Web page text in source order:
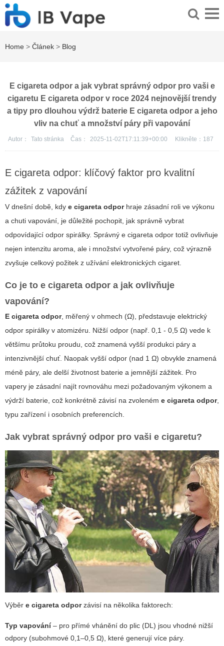
Home > Článek > Blog
E cigareta odpor a jak vybrat správný odpor pro vaši e
cigaretu E cigareta odpor v roce 2024 nejnovější trendy
a tipy pro dlouhou výdrž baterie E cigareta odpor a jeho
vliv na chuť a množství páry při vapování
Autor： Tato stránka Čas： 2025-11-02T17:11:39+00:00 Klikněte： 187
E cigareta odpor: klíčový faktor pro kvalitní
zážitek z vapování
V dnešní době, kdy e cigareta odporhraje zásadní roli ve výkonu
a chuti vapování, je důležité pochopit, jak správně vybrat
odpovídající odpor spirálky. Správný e cigareta odpor totiž ovlivňuje
nejen intenzitu aroma, ale i množství vytvořené páry, což výrazně
zvyšuje celkový požitek z užívání elektronických cigaret.
Co je to e cigareta odpor a jak ovlivňuje
vapování?
E cigareta odpor, měřený v ohmech (Ω), představuje elektrický
odpor spirálky v atomizéru. Nižší odpor (např. 0,1 - 0,5 Ω) vede k
většímu průtoku proudu, což znamená vyšší produkci páry a
intenzivnější chuť. Naopak vyšší odpor (nad 1 Ω) obvykle znamená
méně páry, ale delší životnost baterie a jemnější zážitek. Pro
vapery je zásadní najít rovnováhu mezi požadovaným výkonem a
výdrží baterie, což konkrétně závisí na zvoleném e cigareta odpor,
typu zařízení i osobních preferencích.
Jak vybrat správný odpor pro vaši e cigaretu?
Výběr e cigareta odporzávisí na několika faktorech:
Typ vapování– pro přímé vhánění do plic (DL) jsou vhodné nižší
odpory (subohmové 0,1–0,5 Ω), které generují více páry.